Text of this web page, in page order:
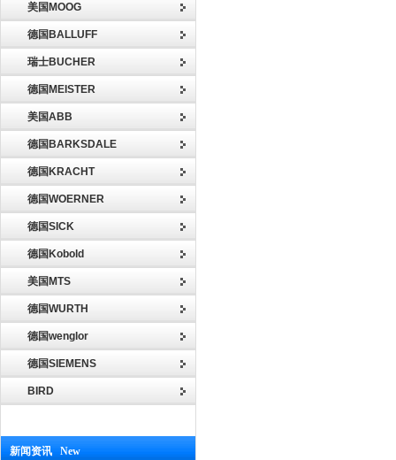
美国MOOG
德国BALLUFF
瑞士BUCHER
德国MEISTER
美国ABB
德国BARKSDALE
德国KRACHT
德国WOERNER
德国SICK
德国Kobold
美国MTS
德国WURTH
德国wenglor
德国SIEMENS
BIRD
新闻资讯 New